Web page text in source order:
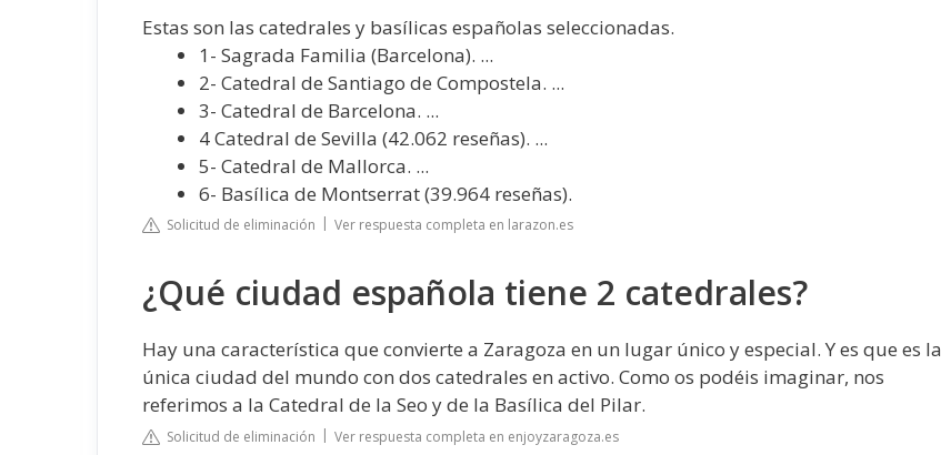
Estas son las catedrales y basílicas españolas seleccionadas.
1- Sagrada Familia (Barcelona). ...
2- Catedral de Santiago de Compostela. ...
3- Catedral de Barcelona. ...
4 Catedral de Sevilla (42.062 reseñas). ...
5- Catedral de Mallorca. ...
6- Basílica de Montserrat (39.964 reseñas).
Solicitud de eliminación Ver respuesta completa en larazon.es
¿Qué ciudad española tiene 2 catedrales?
Hay una característica que convierte a Zaragoza en un lugar único y especial. Y es que es la
única ciudad del mundo con dos catedrales en activo. Como os podéis imaginar, nos
referimos a la Catedral de la Seo y de la Basílica del Pilar.
Solicitud de eliminación Ver respuesta completa en enjoyzaragoza.es